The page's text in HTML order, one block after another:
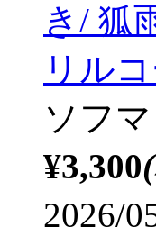
き/ 狐
リル
ソフ
¥3,300
2026/